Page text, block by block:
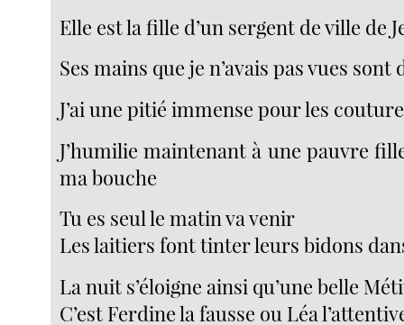
Elle est la fille d’un sergent de ville de
Ses mains que je n’avais pas vues
J’ai une pitié immense pour les
J’humilie maintenant à une pauvre
ma bouche
Tu es seul le matin va venir
Les laitiers font tinter leurs bidons
La nuit s’éloigne ainsi qu’une belle
C’est Ferdine la fausse ou Léa